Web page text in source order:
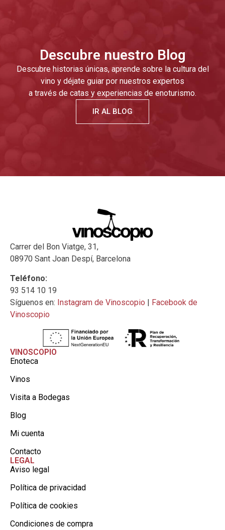
Descubre nuestro Blog
Descubre historias únicas, aprende sobre la cultura del
vino y déjate guiar por nuestros expertos
a través de catas y experiencias de enoturismo.
IR AL BLOG
Carrer del Bon Viatge, 31,
08970 Sant Joan Despí, Barcelona
Teléfono:
93 514 10 19
Síguenos en: Instagram de Vinoscopio | Facebook de
Vinoscopio
VINOSCOPIO
Enoteca
Vinos
Visita a Bodegas
Blog
Mi cuenta
Contacto
LEGAL
Aviso legal
Política de privacidad
Política de cookies
Condiciones de compra